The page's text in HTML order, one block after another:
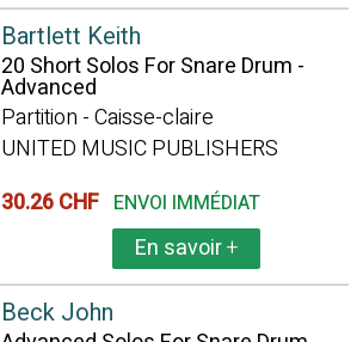
Bartlett Keith
20 Short Solos For Snare Drum -
Advanced
Partition - Caisse-claire
UNITED MUSIC PUBLISHERS
30.26 CHF ENVOI IMMÉDIAT
En savoir+
Beck John